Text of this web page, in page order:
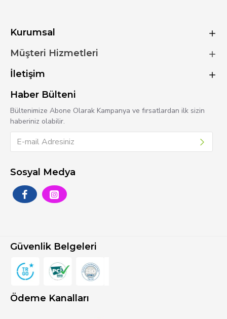
Kurumsal
Müşteri Hizmetleri
İletişim
Haber Bülteni
Bültenimize Abone Olarak Kampanya ve fırsatlardan ilk sizin
haberiniz olabilir.
Sosyal Medya
Güvenlik Belgeleri
Ödeme Kanalları